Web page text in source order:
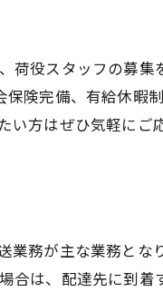
荷役スタッフの募集
険完備、有給休暇
方はぜひ気軽にご
業務が主な業務とな
合は、配達先に到着